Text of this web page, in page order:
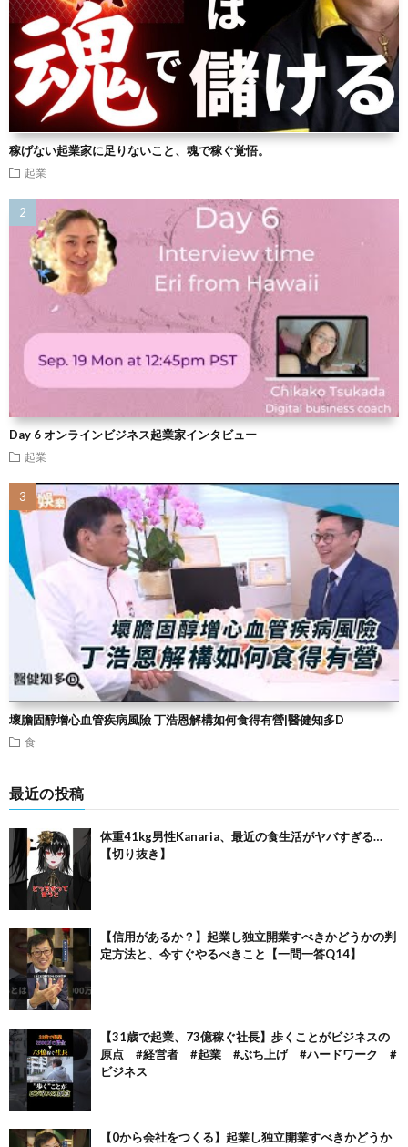
稼げない起業家に足りないこと、魂で稼ぐ覚悟。
起業
Day 6 オンラインビジネス起業家インタビュー
起業
壞膽固醇增心血管疾病風險 丁浩恩解構如何食得有營|醫健知多D
食
最近の投稿
体重41kg男性Kanaria、最近の食生活がヤバすぎる…
【切り抜き】
【信用があるか？】起業し独立開業すべきかどうかの判
定方法と、今すぐやるべきこと【一問一答Q14】
【31歳で起業、73億稼ぐ社長】歩くことがビジネスの
原点 #経営者 #起業 #ぶち上げ #ハードワーク #
ビジネス
【0から会社をつくる】起業し独立開業すべきかどうか